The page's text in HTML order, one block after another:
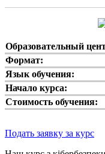
Образовательный
Формат:
Язык обучения:
Начало курса:
Стоимость обучения:
Подать заявку за курс